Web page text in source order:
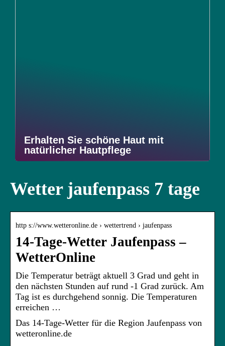
Erhalten Sie schöne Haut mit
natürlicher Hautpflege
Wetter jaufenpass 7 tage
http s://www.wetteronline.de › wettertrend › jaufenpass
14-Tage-Wetter Jaufenpass –
WetterOnline
Die Temperatur beträgt aktuell 3 Grad und geht in
den nächsten Stunden auf rund -1 Grad zurück. Am
Tag ist es durchgehend sonnig. Die Temperaturen
erreichen …
Das 14-Tage-Wetter für die Region Jaufenpass von
wetteronline.de